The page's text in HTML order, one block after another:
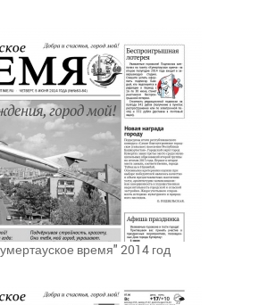
время" 2014 год